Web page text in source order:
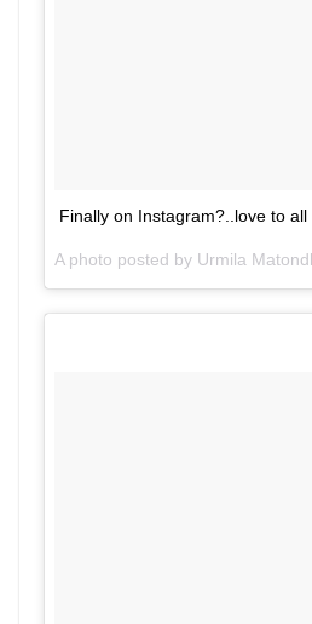
Finally on Instagram?..love to
A photo posted by Urmila Matondkar